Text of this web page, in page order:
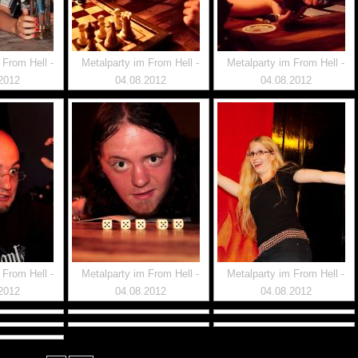
Hell -
Metalparty im From Hell -
04.08.2012
Metalparty im From Hell -
04.08.2012
Hell -
Metalparty im From Hell -
04.08.2012
Metalparty im From Hell -
04.08.2012